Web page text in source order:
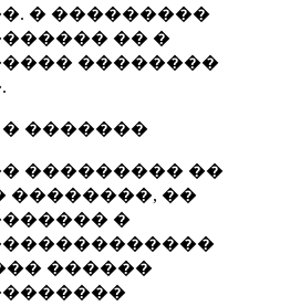
� ���������
�� �
��������
� �������
��������� ��
��������, ��
�
������